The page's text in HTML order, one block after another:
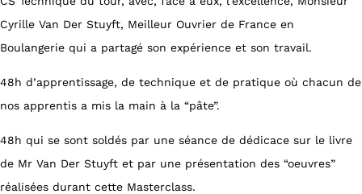
Cyrille Van Der Stuyft, Meilleur Ouvrier de France en
Boulangerie qui a partagé son expérience et son travail.
48h d’apprentissage, de technique et de pratique où chacun de
nos apprentis a mis la main à la “pâte”.
48h qui se sont soldés par une séance de dédicace sur le livre
de Mr Van Der Stuyft et par une présentation des “oeuvres”
réalisées durant cette Masterclass.